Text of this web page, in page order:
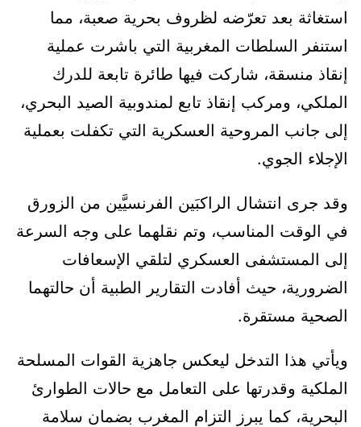
استغاثة بعد تعرّضه لظروف بحرية صعبة، مما
استنفر السلطات المغربية التي باشرت عملية
إنقاذ منسقة، شاركت فيها طائرة تابعة للدرك
الملكي، ومركب إنقاذ تابع لمندوبية الصيد البحري،
إلى جانب المروحية العسكرية التي تكفلت بعملية
الإجلاء الجوي.
وقد جرى انتشال الراكبَين الفرنسيَّين من الزورق
في الوقت المناسب، وتم نقلهما على وجه السرعة
إلى المستشفى العسكري لتلقي الإسعافات
الضرورية، حيث أفادت التقارير الطبية أن حالتهما
الصحية مستقرة.
ويأتي هذا التدخل ليعكس جاهزية القوات المسلحة
الملكية وقدرتها على التعامل مع حالات الطوارئ
البحرية، كما يبرز التزام المغرب بضمان سلامة